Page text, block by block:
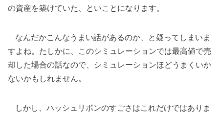
の資産を築けていた、といことになります。
なんだかこんなうまい話があるのか、と疑ってしまいま
すよね。たしかに、このシミュレーションでは最高値で売
却した場合の話なので、シミュレーションほどうまくいか
ないかもしれません。
しかし、ハッシュリボンのすごさはこれだけではありま